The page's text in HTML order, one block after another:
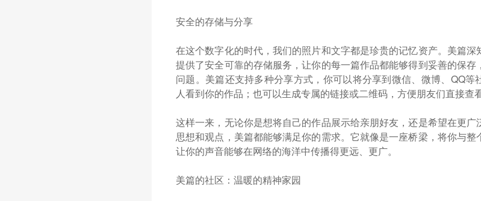
安全的存储与分享
在这个数字化的时代，我们的照片和文字都是珍贵的记忆资产。美篇深
提供了安全可靠的存储服务，让你的每一篇作品都能够得到妥善的保存
问题。美篇还支持多种分享方式，你可以将分享到微信、微博、QQ等
人看到你的作品；也可以生成专属的链接或二维码，方便朋友们直接查看
这样一来，无论你是想将自己的作品展示给亲朋好友，还是希望在更广
思想和观点，美篇都能够满足你的需求。它就像是一座桥梁，将你与整
让你的声音能够在网络的海洋中传播得更远、更广。
美篇的社区：温暖的精神家园